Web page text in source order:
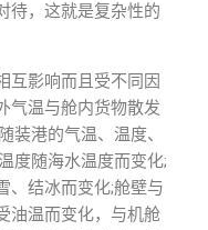
待，这就是复杂性的
互影响而且受不同因
气温与舱内货物散发
装港的气温、温度、
度随海水温度而变化;
、结冰而变化;舱壁与
油温而变化，与机舱